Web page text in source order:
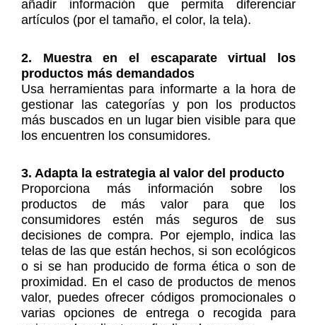
añadir información que permita diferenciar
artículos (por el tamaño, el color, la tela).
2. Muestra en el escaparate virtual los
productos más demandados
Usa herramientas para informarte a la hora de
gestionar las categorías y pon los productos
más buscados en un lugar bien visible para que
los encuentren los consumidores.
3. Adapta la estrategia al valor del producto
Proporciona más información sobre los
productos de más valor para que los
consumidores estén más seguros de sus
decisiones de compra. Por ejemplo, indica las
telas de las que están hechos, si son ecológicos
o si se han producido de forma ética o son de
proximidad. En el caso de productos de menos
valor, puedes ofrecer códigos promocionales o
varias opciones de entrega o recogida para